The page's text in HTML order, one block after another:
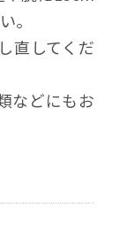
。
直してくだ
などにもお